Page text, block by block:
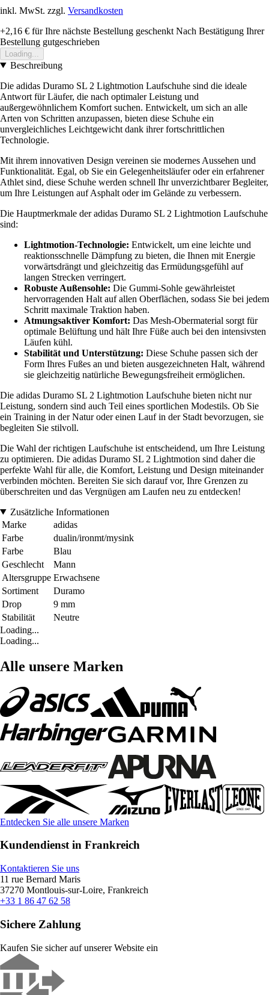
inkl. MwSt. zzgl. Versandkosten
+2,16 € für Ihre nächste Bestellung geschenkt Nach Bestätigung Ihrer
Bestellung gutgeschrieben
Loading...
Beschreibung
Die adidas Duramo SL 2 Lightmotion Laufschuhe sind die ideale
Antwort für Läufer, die nach optimaler Leistung und
außergewöhnlichem Komfort suchen. Entwickelt, um sich an alle
Arten von Schritten anzupassen, bieten diese Schuhe ein
unvergleichliches Leichtgewicht dank ihrer fortschrittlichen
Technologie.
Mit ihrem innovativen Design vereinen sie modernes Aussehen und
Funktionalität. Egal, ob Sie ein Gelegenheitsläufer oder ein erfahrener
Athlet sind, diese Schuhe werden schnell Ihr unverzichtbarer Begleiter,
um Ihre Leistungen auf Asphalt oder im Gelände zu verbessern.
Die Hauptmerkmale der adidas Duramo SL 2 Lightmotion Laufschuhe
sind:
Lightmotion-Technologie: Entwickelt, um eine leichte und
reaktionsschnelle Dämpfung zu bieten, die Ihnen mit Energie
vorwärtsdrängt und gleichzeitig das Ermüdungsgefühl auf
langen Strecken verringert.
Robuste Außensohle: Die Gummi-Sohle gewährleistet
hervorragenden Halt auf allen Oberflächen, sodass Sie bei jedem
Schritt maximale Traktion haben.
Atmungsaktiver Komfort: Das Mesh-Obermaterial sorgt für
optimale Belüftung und hält Ihre Füße auch bei den intensivsten
Läufen kühl.
Stabilität und Unterstützung: Diese Schuhe passen sich der
Form Ihres Fußes an und bieten ausgezeichneten Halt, während
sie gleichzeitig natürliche Bewegungsfreiheit ermöglichen.
Die adidas Duramo SL 2 Lightmotion Laufschuhe bieten nicht nur
Leistung, sondern sind auch Teil eines sportlichen Modestils. Ob Sie
ein Training in der Natur oder einen Lauf in der Stadt bevorzugen, sie
begleiten Sie stilvoll.
Die Wahl der richtigen Laufschuhe ist entscheidend, um Ihre Leistung
zu optimieren. Die adidas Duramo SL 2 Lightmotion sind daher die
perfekte Wahl für alle, die Komfort, Leistung und Design miteinander
verbinden möchten. Bereiten Sie sich darauf vor, Ihre Grenzen zu
überschreiten und das Vergnügen am Laufen neu zu entdecken!
Zusätzliche Informationen
Marke
adidas
Farbe
dualin/ironmt/mysink
Farbe
Blau
Geschlecht
Mann
Altersgruppe Erwachsene
Sortiment
Duramo
Drop
9 mm
Stabilität
Neutre
Loading...
Loading...
Alle unsere Marken
Entdecken Sie alle unsere Marken
Kundendienst in Frankreich
Kontaktieren Sie uns
11 rue Bernard Maris
37270 Montlouis-sur-Loire, Frankreich
+33 1 86 47 62 58
Sichere Zahlung
Kaufen Sie sicher auf unserer Website ein